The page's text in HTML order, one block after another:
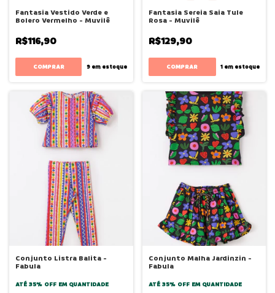
Fantasia Vestido Verde e
Bolero Vermelho - Muvilê
R$116,90
COMPRAR 9em estoque
Fantasia Sereia Saia Tule
Rosa - Muvilê
R$129,90
COMPRAR 1 em estoque
Conjunto Listra Balita -
Fabula
ATÉ 35% OFF EM QUANTIDADE
Conjunto Malha Jardinzin -
Fabula
ATÉ 35% OFF EM QUANTIDADE